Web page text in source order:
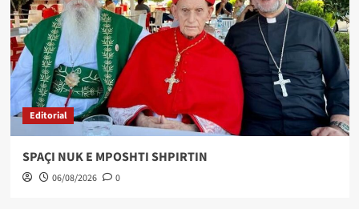
Editorial
SPAÇI NUK E MPOSHTI SHPIRTIN
06/08/2026 0